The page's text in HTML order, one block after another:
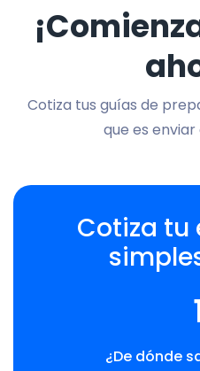
Cotiza tus guías de
que es
Cotiza tu
¿De dónde